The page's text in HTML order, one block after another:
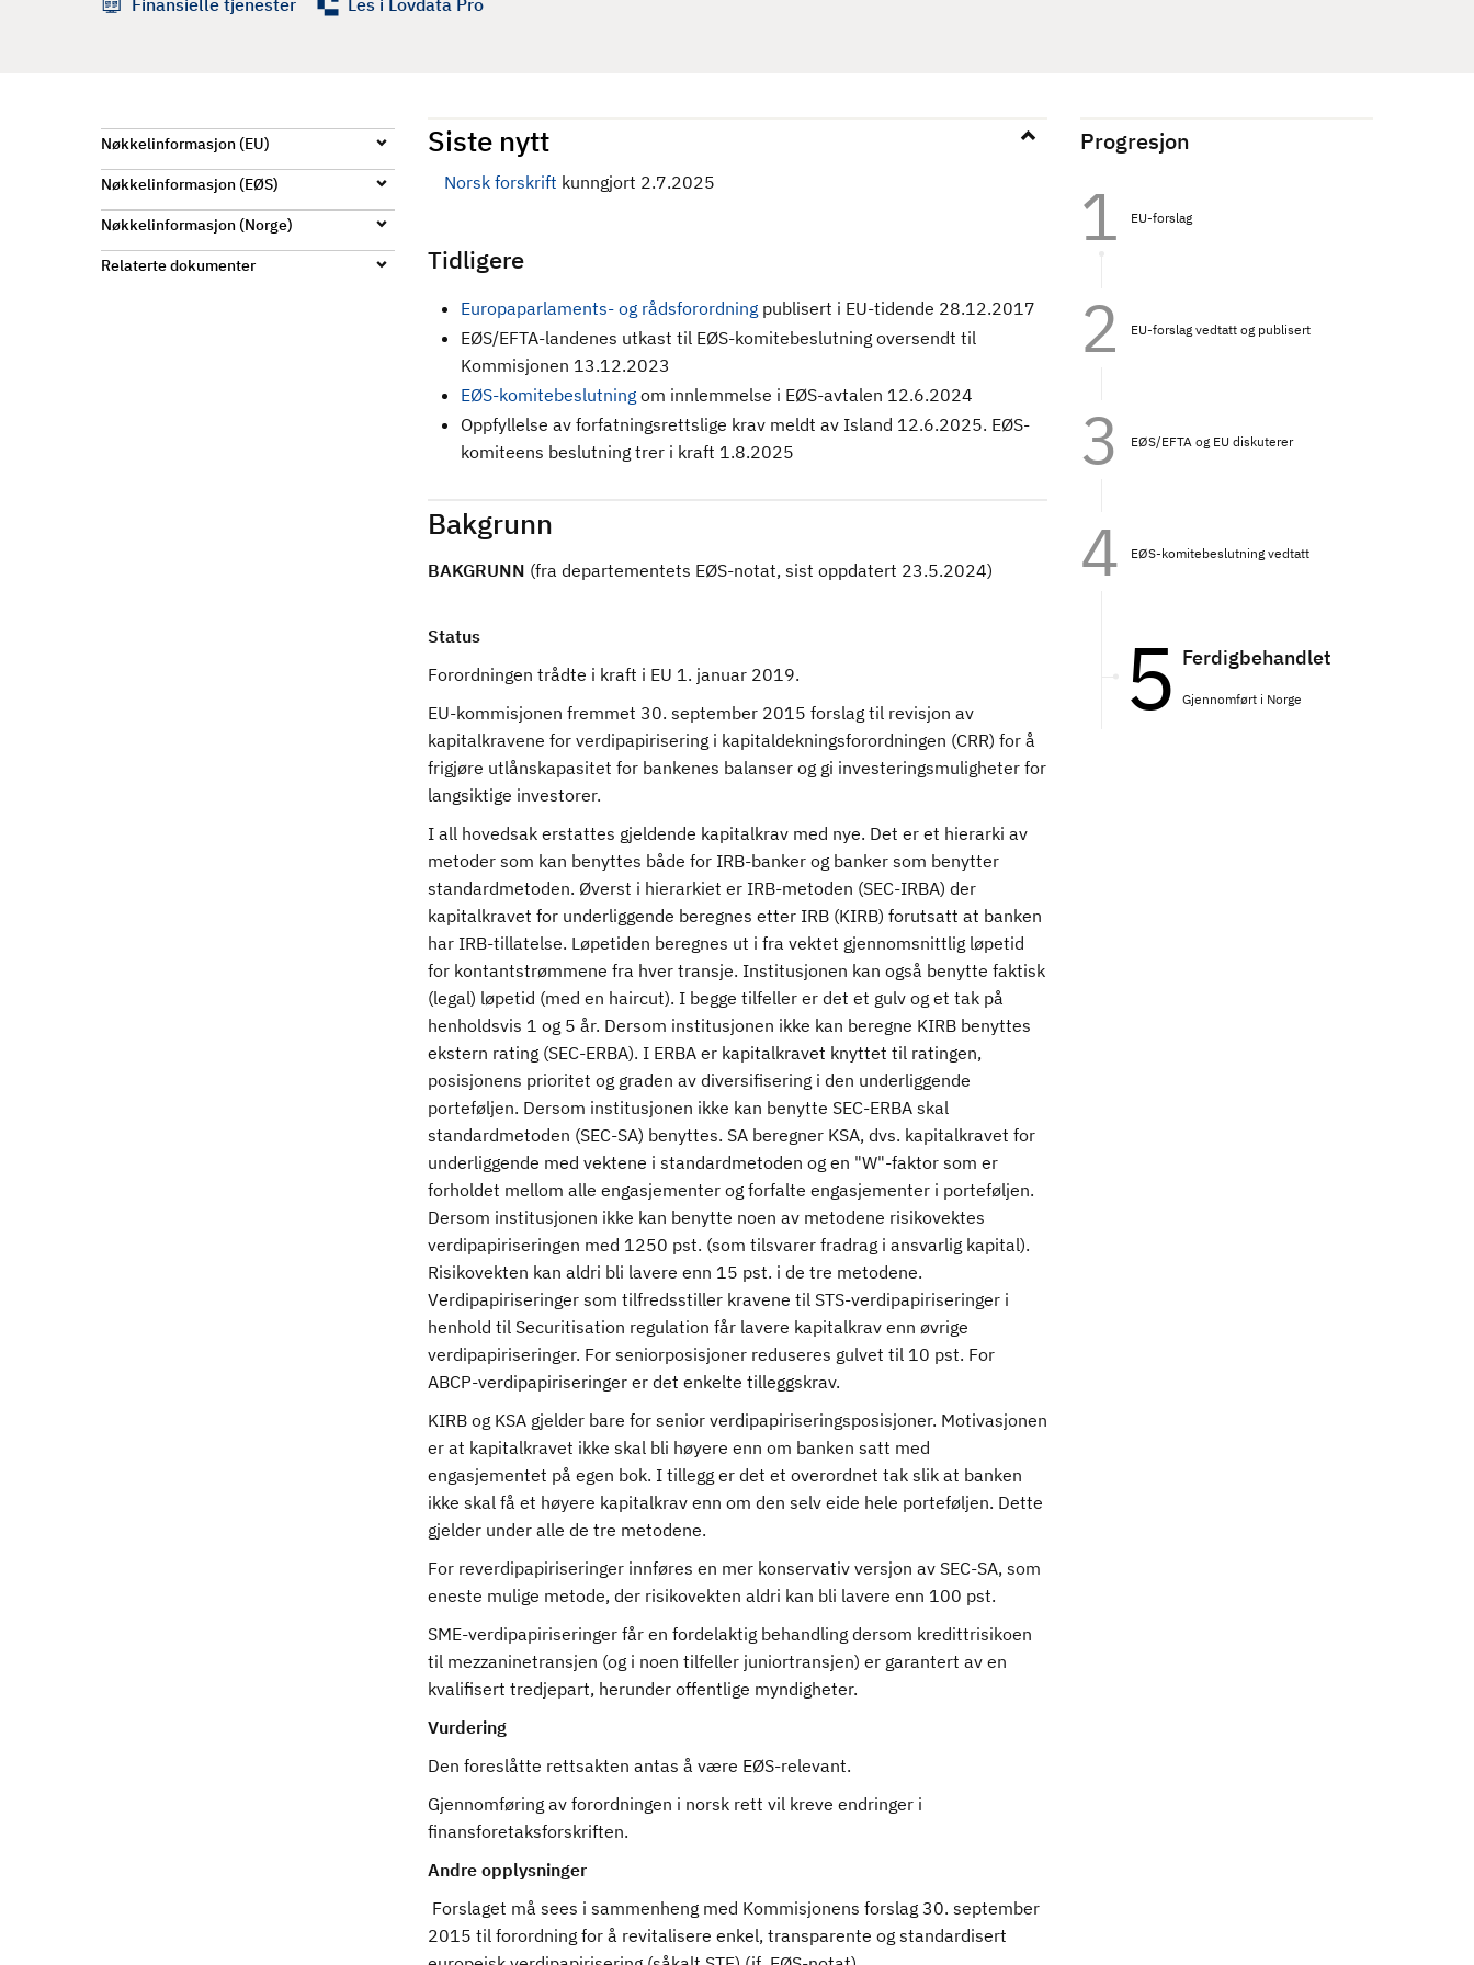
Finansielle tjenester Les i Lovdata Pro
Nøkkelinformasjon (EU)
Nøkkelinformasjon (EØS)
Nøkkelinformasjon (Norge)
Relaterte dokumenter
Siste nytt
Norsk forskrift kunngjort 2.7.2025
Tidligere
Europaparlaments- og rådsforordningpublisert i EU-tidende 28.12.2017
EØS/EFTA-landenes utkast til EØS-komitebeslutning oversendt til
Kommisjonen 13.12.2023
EØS-komitebeslutningom innlemmelse i EØS-avtalen 12.6.2024
Oppfyllelse av forfatningsrettslige krav meldt av Island 12.6.2025. EØS-
komiteens beslutning trer i kraft 1.8.2025
Bakgrunn
BAKGRUNN (fra departementets EØS-notat, sist oppdatert 23.5.2024)
Status
Forordningen trådte i kraft i EU 1. januar 2019.
EU-kommisjonen fremmet 30. september 2015 forslag til revisjon av
kapitalkravene for verdipapirisering i kapitaldekningsforordningen (CRR) for å
frigjøre utlånskapasitet for bankenes balanser og gi investeringsmuligheter for
langsiktige investorer.
I all hovedsak erstattes gjeldende kapitalkrav med nye. Det er et hierarki av
metoder som kan benyttes både for IRB-banker og banker som benytter
standardmetoden. Øverst i hierarkiet er IRB-metoden (SEC-IRBA) der
kapitalkravet for underliggende beregnes etter IRB (KIRB) forutsatt at banken
har IRB-tillatelse. Løpetiden beregnes ut i fra vektet gjennomsnittlig løpetid
for kontantstrømmene fra hver transje. Institusjonen kan også benytte faktisk
(legal) løpetid (med en haircut). I begge tilfeller er det et gulv og et tak på
henholdsvis 1 og 5 år. Dersom institusjonen ikke kan beregne KIRB benyttes
ekstern rating (SEC-ERBA). I ERBA er kapitalkravet knyttet til ratingen,
posisjonens prioritet og graden av diversifisering i den underliggende
porteføljen. Dersom institusjonen ikke kan benytte SEC-ERBA skal
standardmetoden (SEC-SA) benyttes. SA beregner KSA, dvs. kapitalkravet for
underliggende med vektene i standardmetoden og en "W"-faktor som er
forholdet mellom alle engasjementer og forfalte engasjementer i porteføljen.
Dersom institusjonen ikke kan benytte noen av metodene risikovektes
verdipapiriseringen med 1250 pst. (som tilsvarer fradrag i ansvarlig kapital).
Risikovekten kan aldri bli lavere enn 15 pst. i de tre metodene.
Verdipapiriseringer som tilfredsstiller kravene til STS-verdipapiriseringer i
henhold til Securitisation regulation får lavere kapitalkrav enn øvrige
verdipapiriseringer. For seniorposisjoner reduseres gulvet til 10 pst. For
ABCP-verdipapiriseringer er det enkelte tilleggskrav.
KIRB og KSA gjelder bare for senior verdipapiriseringsposisjoner. Motivasjonen
er at kapitalkravet ikke skal bli høyere enn om banken satt med
engasjementet på egen bok. I tillegg er det et overordnet tak slik at banken
ikke skal få et høyere kapitalkrav enn om den selv eide hele porteføljen. Dette
gjelder under alle de tre metodene.
For reverdipapiriseringer innføres en mer konservativ versjon av SEC-SA, som
eneste mulige metode, der risikovekten aldri kan bli lavere enn 100 pst.
SME-verdipapiriseringer får en fordelaktig behandling dersom kredittrisikoen
til mezzaninetransjen (og i noen tilfeller juniortransjen) er garantert av en
kvalifisert tredjepart, herunder offentlige myndigheter.
Vurdering
Den foreslåtte rettsakten antas å være EØS-relevant.
Gjennomføring av forordningen i norsk rett vil kreve endringer i
finansforetaksforskriften.
Andre opplysninger
Forslaget må sees i sammenheng med Kommisjonens forslag 30. september
2015 til forordning for å revitalisere enkel, transparente og standardisert
Progresjon
EU-forslag
EU-forslag vedtatt og publisert
EØS/EFTA og EU diskuterer
EØS-komitebeslutning vedtatt
Ferdigbehandlet
Gjennomført i Norge